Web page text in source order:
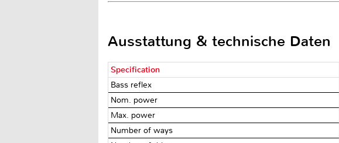
Ausstattung & technische Daten
Specification
Bass reflex
Nom. power
Max. power
Number of ways